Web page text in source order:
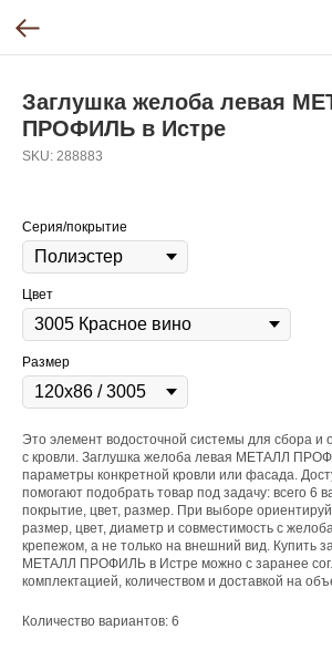
Заглушка желоба левая
ПРОФИЛЬ в Истре
SKU: 288883
Серия/покрытие
Цвет
Размер
Это элемент водосточной системы для сбора и
с кровли. Заглушка желоба левая МЕТАЛЛ
параметры конкретной кровли или фасада.
помогают подобрать товар под задачу: всего 6
покрытие, цвет, размер. При выборе
размер, цвет, диаметр и совместимость с
крепежом, а не только на внешний вид. Купить
МЕТАЛЛ ПРОФИЛЬ в Истре можно с заранее
комплектацией, количеством и доставкой на
Количество вариантов: 6